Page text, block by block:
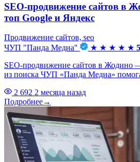
SEO-продвижение сайтов в
топ Google и Яндекс
Продвижение сайтов, seo
ЧУП "Панда Медиа"
★ ★ ★ ★ ★
SEO-продвижение сайтов в Жодино
из поиска ЧУП «Панда Медиа»
2 692 2 месяца назад
Подробнее→